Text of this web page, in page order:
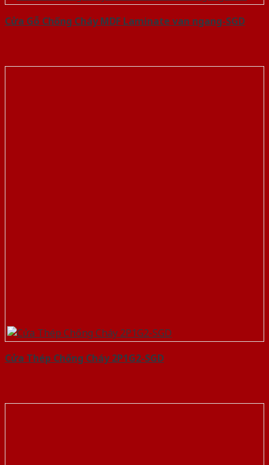
Cửa Gỗ Chống Cháy MDF Laminate van ngang-SGD
Cửa Thép Chống Cháy 2P1G2-SGD